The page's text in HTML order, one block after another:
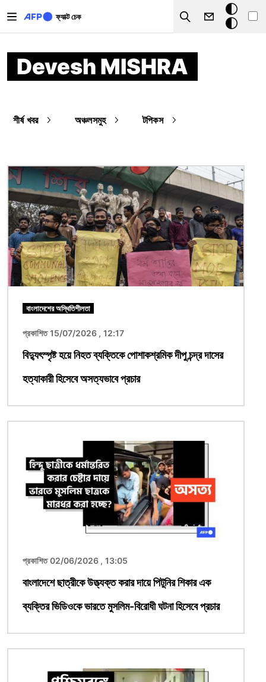
ফ্যাক্ট চেক
Search
ডার্ক
মোড
Devesh MISHRA
শীর্ষ খবর অঞ্চলসমুহ টপিকস
ছবি
বাংলাদেশের অস্থিতিশীলতা
প্রকাশিত 15/07/2026 , 12:17
বিদ্যুৎস্পৃষ্ট হয়ে নিহত ব্যক্তিকে পোশাকশ্রমিক দীপু চন্দ্র দাসের
হত্যাকারী হিসেবে অসত্যভাবে প্রচার
প্রকাশিত 02/06/2026 , 13:05
বাংলাদেশে ছাত্রীকে উত্ত্যক্ত করার দায়ে পিটুনির শিকার এক
ব্যক্তির ভিডিওকে ভারতে মুসলিম-বিরোধী ঘটনা হিসেবে প্রচার